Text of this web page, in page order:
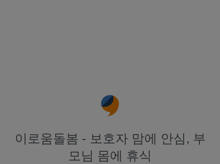
이로움돌봄 - 보호자 맘에 안심, 부
모님 몸에 휴식